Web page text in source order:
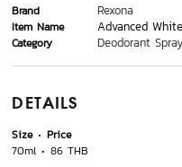
Brand Rexona
Item Name Advanced
Category Deodorant Spray
DETAILS
Size
Price
70ml
86 THB